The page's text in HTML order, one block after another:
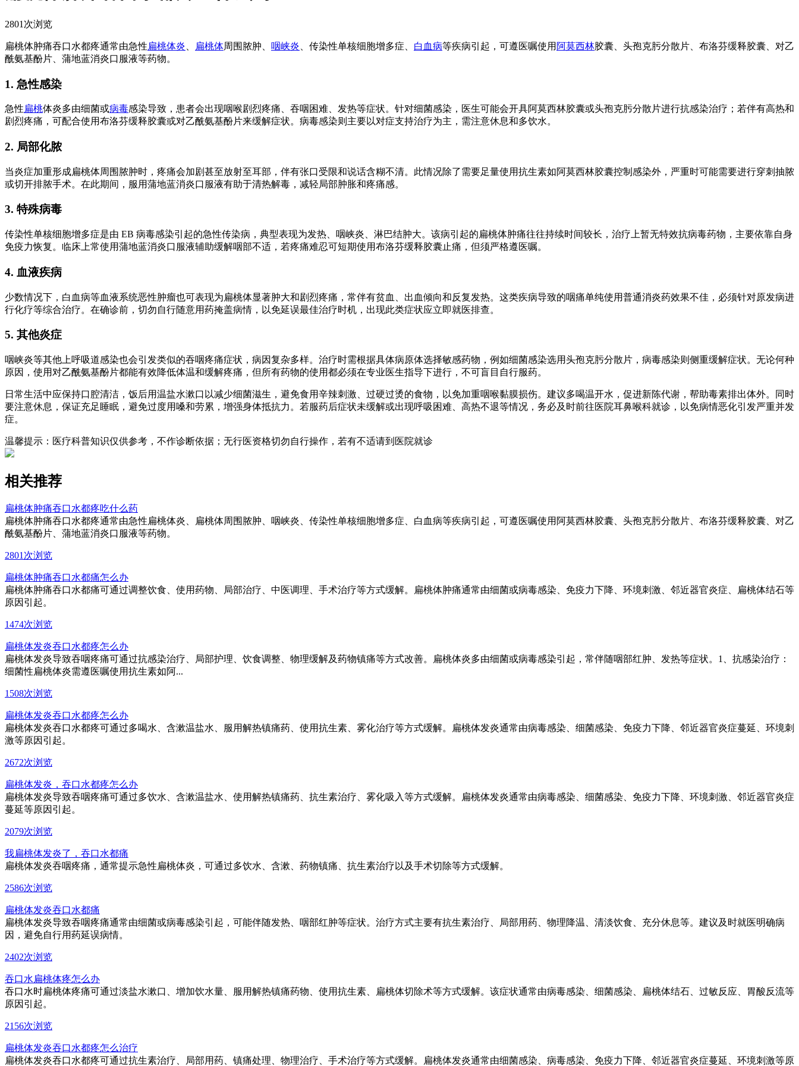
2801次浏览
扁桃体肿痛吞口水都疼通常由急性扁桃体炎 扁桃体周围脓肿、 咽峡炎 、传染性单核细胞增多症、 白血病等疾病引起，可遵医嘱使用 阿莫西林胶囊、头孢克肟分散片、布洛芬缓释胶囊、对乙
酰氨基酚片、蒲地蓝消炎口服液等药物。
1. 急性感染
急性扁桃体炎多由细菌或病毒感染导致，患者会出现咽喉剧烈疼痛、吞咽困难、发热等症状。针对细菌感染，医生可能会开具阿莫西林胶囊或头孢克肟分散片进行抗感染治疗；若伴有高热和
剧烈疼痛，可配合使用布洛芬缓释胶囊或对乙酰氨基酚片来缓解症状。病毒感染则主要以对症支持治疗为主，需注意休息和多饮水。
2. 局部化脓
当炎症加重形成扁桃体周围脓肿时，疼痛会加剧甚至放射至耳部，伴有张口受限和说话含糊不清。此情况除了需要足量使用抗生素如阿莫西林胶囊控制感染外，严重时可能需要进行穿刺抽脓
或切开排脓手术。在此期间，服用蒲地蓝消炎口服液有助于清热解毒，减轻局部肿胀和疼痛感。
3. 特殊病毒
传染性单核细胞增多症是由 EB 病毒感染引起的急性传染病，典型表现为发热、咽峡炎、淋巴结肿大。该病引起的扁桃体肿痛往往持续时间较长，治疗上暂无特效抗病毒药物，主要依靠自身
免疫力恢复。临床上常使用蒲地蓝消炎口服液辅助缓解咽部不适，若疼痛难忍可短期使用布洛芬缓释胶囊止痛，但须严格遵医嘱。
4. 血液疾病
少数情况下，白血病等血液系统恶性肿瘤也可表现为扁桃体显著肿大和剧烈疼痛，常伴有贫血、出血倾向和反复发热。这类疾病导致的咽痛单纯使用普通消炎药效果不佳，必须针对原发病进
行化疗等综合治疗。在确诊前，切勿自行随意用药掩盖病情，以免延误最佳治疗时机，出现此类症状应立即就医排查。
5. 其他炎症
咽峡炎等其他上呼吸道感染也会引发类似的吞咽疼痛症状，病因复杂多样。治疗时需根据具体病原体选择敏感药物，例如细菌感染选用头孢克肟分散片，病毒感染则侧重缓解症状。无论何种
原因，使用对乙酰氨基酚片都能有效降低体温和缓解疼痛，但所有药物的使用都必须在专业医生指导下进行，不可盲目自行服药。
日常生活中应保持口腔清洁，饭后用温盐水漱口以减少细菌滋生，避免食用辛辣刺激、过硬过烫的食物，以免加重咽喉黏膜损伤。建议多喝温开水，促进新陈代谢，帮助毒素排出体外。同时
要注意休息，保证充足睡眠，避免过度用嗓和劳累，增强身体抵抗力。若服药后症状未缓解或出现呼吸困难、高热不退等情况，务必及时前往医院耳鼻喉科就诊，以免病情恶化引发严重并发
症。
温馨提示：医疗科普知识仅供参考，不作诊断依据；无行医资格切勿自行操作，若有不适请到医院就诊
相关推荐
扁桃体肿痛吞口水都疼吃什么药
扁桃体肿痛吞口水都疼通常由急性扁桃体炎、扁桃体周围脓肿、咽峡炎、传染性单核细胞增多症、白血病等疾病引起，可遵医嘱使用阿莫西林胶囊、头孢克肟分散片、布洛芬缓释胶囊、对乙
酰氨基酚片、蒲地蓝消炎口服液等药物。
2801次浏览
扁桃体肿痛吞口水都痛怎么办
扁桃体肿痛吞口水都痛可通过调整饮食、使用药物、局部治疗、中医调理、手术治疗等方式缓解。扁桃体肿痛通常由细菌或病毒感染、免疫力下降、环境刺激、邻近器官炎症、扁桃体结石等
原因引起。
1474次浏览
扁桃体发炎吞口水都疼怎么办
扁桃体发炎导致吞咽疼痛可通过抗感染治疗、局部护理、饮食调整、物理缓解及药物镇痛等方式改善。扁桃体炎多由细菌或病毒感染引起，常伴随咽部红肿、发热等症状。1、抗感染治疗：
细菌性扁桃体炎需遵医嘱使用抗生素如阿...
1508次浏览
扁桃体发炎吞口水都疼怎么办
扁桃体发炎吞口水都疼可通过多喝水、含漱温盐水、服用解热镇痛药、使用抗生素、雾化治疗等方式缓解。扁桃体发炎通常由病毒感染、细菌感染、免疫力下降、邻近器官炎症蔓延、环境刺
激等原因引起。
2672次浏览
扁桃体发炎，吞口水都疼怎么办
扁桃体发炎导致吞咽疼痛可通过多饮水、含漱温盐水、使用解热镇痛药、抗生素治疗、雾化吸入等方式缓解。扁桃体发炎通常由病毒感染、细菌感染、免疫力下降、环境刺激、邻近器官炎症
蔓延等原因引起。
2079次浏览
我扁桃体发炎了，吞口水都痛
扁桃体发炎吞咽疼痛，通常提示急性扁桃体炎，可通过多饮水、含漱、药物镇痛、抗生素治疗以及手术切除等方式缓解。
2586次浏览
扁桃体发炎吞口水都痛
扁桃体发炎导致吞咽疼痛通常由细菌或病毒感染引起，可能伴随发热、咽部红肿等症状。治疗方式主要有抗生素治疗、局部用药、物理降温、清淡饮食、充分休息等。建议及时就医明确病
因，避免自行用药延误病情。
2402次浏览
吞口水扁桃体疼怎么办
吞口水时扁桃体疼痛可通过淡盐水漱口、增加饮水量、服用解热镇痛药物、使用抗生素、扁桃体切除术等方式缓解。该症状通常由病毒感染、细菌感染、扁桃体结石、过敏反应、胃酸反流等
原因引起。
2156次浏览
扁桃体发炎吞口水都疼怎么治疗
扁桃体发炎吞口水都疼可通过抗生素治疗、局部用药、镇痛处理、物理治疗、手术治疗等方式缓解。扁桃体发炎通常由细菌感染、病毒感染、免疫力下降、邻近器官炎症蔓延、环境刺激等原